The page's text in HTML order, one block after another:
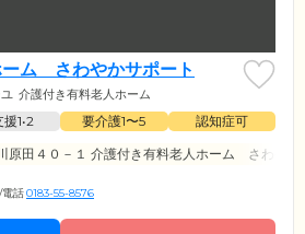
ム さわやかサポート
介護付き有料老人ホーム
1•2 要介護1〜5
認知症可
原田４０－１ 介護付き有料老人ホーム さわやか
/電話0183-55-8576